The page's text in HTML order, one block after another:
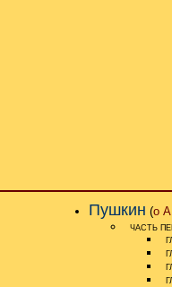
Пушкин (о
ЧАСТЬ